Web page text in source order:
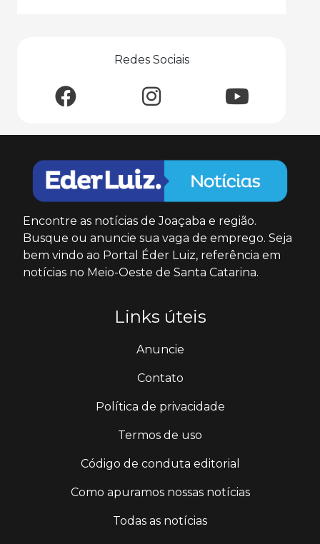
Redes Sociais
Encontre as notícias de Joaçaba e região.
Busque ou anuncie sua vaga de emprego. Seja
bem vindo ao Portal Éder Luiz, referência em
notícias no Meio-Oeste de Santa Catarina.
Links úteis
Anuncie
Contato
Política de privacidade
Termos de uso
Código de conduta editorial
Como apuramos nossas notícias
Todas as notícias